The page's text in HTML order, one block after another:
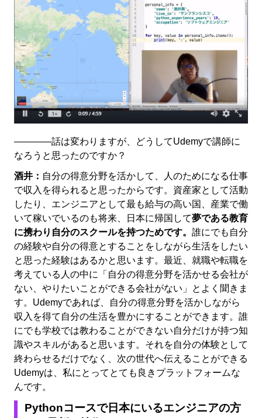
――――話は変わりますが、どうしてUdemyで講師に
なろうと思ったのですか？
酒井： 自分の得意分野を活かして、人のためになる仕事
で収入を得られると思ったからです。資産家として活動
したり、エンジニアとして最も給与の高い国、産業で働
いて稼いでいるのも将来、日本に帰国して夢である教育
に携わり自分のスクールを持つためです。 誰にでも自分
の経験や自分の得意とすることをしながら生活をしたい
と思った経験はあるかと思います。最近、就職や転職を
考えている人の中に「自分の得意分野を活かせる会社が
ない、やりたいことができる会社がない」とよく聞きま
す。Udemyであれば、自分の得意分野を活かしながら
収入を得て自分の生活を豊かにすることができます。誰
にでも学校では教わることができない自分だけが持つ知
識やスキルがあると思います。それを自分の体験として
終わらせるだけでなく、次の世代へ伝えることができる
Udemyは、私にとってとても良きプラットフォームな
んです。
Pythonコースで日本にいるエンジニアの方